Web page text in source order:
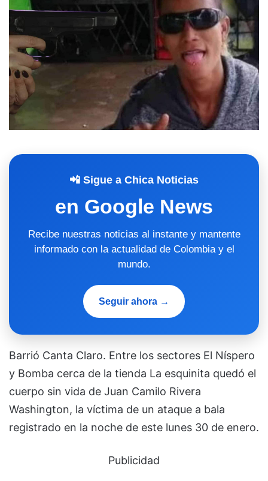
📲 Sigue a Chica Noticias
en Google News
Recibe nuestras noticias al instante y mantente
informado con la actualidad de Colombia y el
mundo.
Seguir ahora →
Barrió Canta Claro. Entre los sectores El Níspero
y Bomba cerca de la tienda La esquinita quedó el
cuerpo sin vida de Juan Camilo Rivera
Washington, la víctima de un ataque a bala
registrado en la noche de este lunes 30 de enero.
Publicidad